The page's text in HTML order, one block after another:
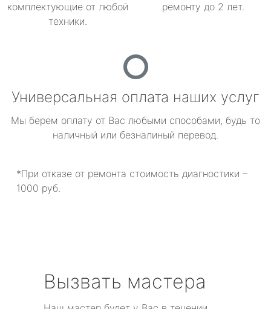
комплектующие от любой
техники.
ремонту до 2 лет.
Универсальная оплата наших услуг
Мы берем оплату от Вас любыми способами, будь то
наличный или безналиный перевод.
*При отказе от ремонта стоимость диагностики –
1000 руб.
Вызвать мастера